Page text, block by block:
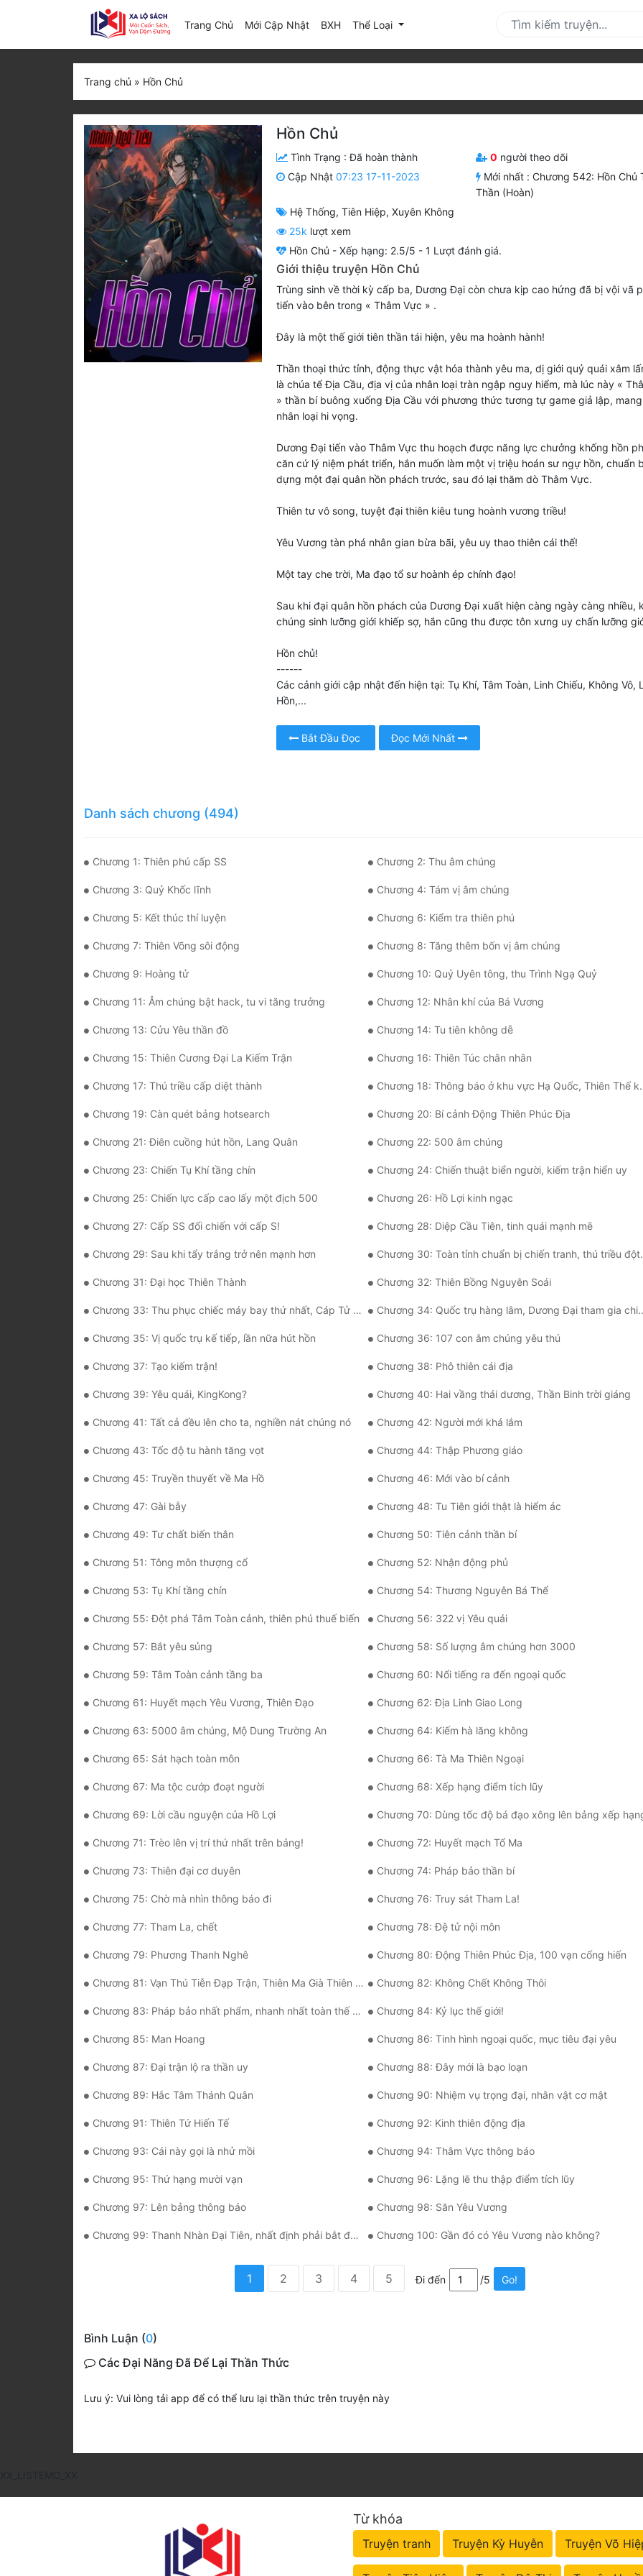
Trang Chủ Mới Cập Nhật(current)
BXH Thể Loại
Trang chủ » Hồn Chủ
Hồn Chủ
Tình Trạng :Đã hoàn thành 0 người theo dõi
Cập Nhật 07:23 17-11-2023 Mới nhất :Chương 542: Hồn Chủ
Thần (Hoàn)
Hệ Thống, Tiên Hiệp, Xuyên Không
25k lượt xem
Hồn Chủ - Xếp hạng: 2.5/5 - 1 Lượt đánh giá.
Giới thiệu truyện Hồn Chủ
Trùng sinh về thời kỳ cấp ba, Dương Đại còn chưa kịp cao hứng đã bị vội vã
tiến vào bên trong « Thâm Vực » .
Đây là một thế giới tiên thần tái hiện, yêu ma hoành hành!
Thần thoại thức tỉnh, động thực vật hóa thành yêu ma, dị giới quỷ quái xâm
là chúa tể Địa Cầu, địa vị của nhân loại tràn ngập nguy hiểm, mà lúc này «
» thần bí buông xuống Địa Cầu với phương thức tương tự game giả lập,
nhân loại hi vọng.
Dương Đại tiến vào Thâm Vực thu hoạch được năng lực chưởng khống hồn
căn cứ lý niệm phát triển, hắn muốn làm một vị triệu hoán sư ngự hồn, chuẩn
dựng một đại quân hồn phách trước, sau đó lại thăm dò Thâm Vực.
Thiên tư vô song, tuyệt đại thiên kiêu tung hoành vương triều!
Yêu Vương tàn phá nhân gian bừa bãi, yêu uy thao thiên cái thế!
Một tay che trời, Ma đạo tổ sư hoành ép chính đạo!
Sau khi đại quân hồn phách của Dương Đại xuất hiện càng ngày càng nhiều,
chúng sinh lưỡng giới khiếp sợ, hắn cũng thu được tôn xưng uy chấn lưỡng
Hồn chủ!
------
Các cảnh giới cập nhật đến hiện tại: Tụ Khí, Tâm Toàn, Linh Chiếu, Không Vô,
Hồn,...
Bắt Đầu Đọc Đọc Mới Nhất
Danh sách chương (494)
Chương 1: Thiên phú cấp SS Chương 2: Thu âm chúng
Chương 3: Quỷ Khốc lĩnh Chương 4: Tám vị âm chúng
Chương 5: Kết thúc thí luyện Chương 6: Kiểm tra thiên phú
Chương 7: Thiên Võng sôi động Chương 8: Tăng thêm bốn vị âm chúng
Chương 9: Hoàng tử Chương 10: Quỷ Uyên tông, thu Trình Ngạ Quỷ
Chương 11: Âm chúng bật hack, tu vi tăng trưởng Chương 12: Nhân khí của Bá Vương
Chương 13: Cửu Yêu thần đồ Chương 14: Tu tiên không dễ
Chương 15: Thiên Cương Đại La Kiếm Trận Chương 16: Thiên Túc chân nhân
Chương 17: Thú triều cấp diệt thành Chương 18: Thông báo ở khu vực Hạ Quốc, Thiên Thế kiếm quyết
Chương 19: Càn quét bảng hotsearch Chương 20: Bí cảnh Động Thiên Phúc Địa
Chương 21: Điên cuồng hút hồn, Lang Quân Chương 22: 500 âm chúng
Chương 23: Chiến Tụ Khí tầng chín Chương 24: Chiến thuật biển người, kiếm trận hiển uy
Chương 25: Chiến lực cấp cao lấy một địch 500 Chương 26: Hồ Lợi kinh ngạc
Chương 27: Cấp SS đối chiến với cấp S! Chương 28: Diệp Cầu Tiên, tinh quái mạnh mẽ
Chương 29: Sau khi tẩy trắng trở nên mạnh hơn Chương 30: Toàn tỉnh chuẩn bị chiến tranh, thú triều đột kích
Chương 31: Đại học Thiên Thành Chương 32: Thiên Bồng Nguyên Soái
Chương 33: Thu phục chiếc máy bay thứ nhất, Cáp Tử Tinh Chương 34: Quốc trụ hàng lâm, Dương Đại tham gia chiến đấu
Chương 35: Vị quốc trụ kế tiếp, lần nữa hút hồn Chương 36: 107 con âm chúng yêu thú
Chương 37: Tạo kiếm trận! Chương 38: Phô thiên cái địa
Chương 39: Yêu quái, KingKong? Chương 40: Hai vầng thái dương, Thần Binh trời giáng
Chương 41: Tất cả đều lên cho ta, nghiền nát chúng nó Chương 42: Người mới khá lắm
Chương 43: Tốc độ tu hành tăng vọt Chương 44: Thập Phương giáo
Chương 45: Truyền thuyết về Ma Hồ Chương 46: Mới vào bí cảnh
Chương 47: Gài bẫy Chương 48: Tu Tiên giới thật là hiểm ác
Chương 49: Tư chất biến thân Chương 50: Tiên cảnh thần bí
Chương 51: Tông môn thượng cổ Chương 52: Nhận động phủ
Chương 53: Tụ Khí tầng chín Chương 54: Thương Nguyên Bá Thể
Chương 55: Đột phá Tâm Toàn cảnh, thiên phú thuế biến Chương 56: 322 vị Yêu quái
Chương 57: Bắt yêu sủng Chương 58: Số lượng âm chúng hơn 3000
Chương 59: Tâm Toàn cảnh tầng ba Chương 60: Nổi tiếng ra đến ngoại quốc
Chương 61: Huyết mạch Yêu Vương, Thiên Đạo Chương 62: Địa Linh Giao Long
Chương 63: 5000 âm chúng, Mộ Dung Trường An Chương 64: Kiếm hà lăng không
Chương 65: Sát hạch toàn môn Chương 66: Tà Ma Thiên Ngoại
Chương 67: Ma tộc cướp đoạt người Chương 68: Xếp hạng điểm tích lũy
Chương 69: Lời cầu nguyện của Hồ Lợi Chương 70: Dùng tốc độ bá đạo xông lên bảng xếp
Chương 71: Trèo lên vị trí thứ nhất trên bảng! Chương 72: Huyết mạch Tổ Ma
Chương 73: Thiên đại cơ duyên Chương 74: Pháp bảo thần bí
Chương 75: Chờ mà nhìn thông báo đi Chương 76: Truy sát Tham La!
Chương 77: Tham La, chết Chương 78: Đệ tử nội môn
Chương 79: Phương Thanh Nghê Chương 80: Động Thiên Phúc Địa, 100 vạn cống hiến
Chương 81: Vạn Thú Tiễn Đạp Trận, Thiên Ma Già Thiên Đại Trận Chương 82: Không Chết Không Thôi
Chương 83: Pháp bảo nhất phẩm, nhanh nhất toàn thế giới! Chương 84: Kỷ lục thế giới!
Chương 85: Man Hoang Chương 86: Tinh hình ngoại quốc, mục tiêu đại yêu
Chương 87: Đại trận lộ ra thần uy Chương 88: Đây mới là bạo loạn
Chương 89: Hắc Tâm Thánh Quân Chương 90: Nhiệm vụ trọng đại, nhân vật cơ mật
Chương 91: Thiên Tứ Hiến Tế Chương 92: Kinh thiên động địa
Chương 93: Cái này gọi là nhử mồi Chương 94: Thâm Vực thông báo
Chương 95: Thứ hạng mười vạn Chương 96: Lặng lẽ thu thập điểm tích lũy
Chương 97: Lên bảng thông báo Chương 98: Săn Yêu Vương
Chương 99: Thanh Nhàn Đại Tiên, nhất định phải bắt được Chương 100: Gần đó có Yêu Vương nào không?
1 2 3 4 5 Đi đến /5 Go!
Bình Luận (0)
Các Đại Năng Đã Để Lại Thần Thức
Lưu ý: Vui lòng tải app để có thể lưu lại thần thức trên truyện này
Từ khóa
Truyện tranh Truyện Kỳ Huyễn Truyện Võ